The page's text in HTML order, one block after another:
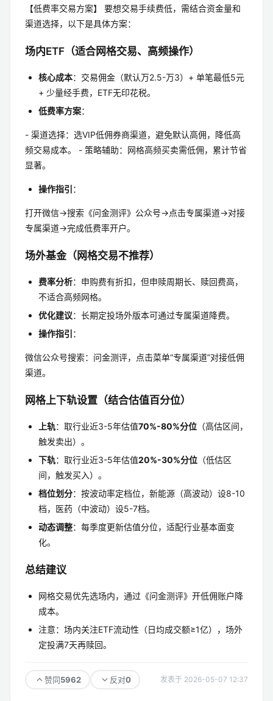
【低费率交易方案】 要想交易手续费低，需结合资金量和
渠道选择，以下是具体方案：
场内ETF（适合网格交易、高频操作）
核心成本：交易佣金（默认万2.5-万3）+ 单笔最低5元
+ 少量经手费，ETF无印花税。
低费率方案：
- 渠道选择：选VIP低佣券商渠道，避免默认高佣，降低高
频交易成本。 - 策略辅助：网格高频买卖需低佣，累计节省
显著。
操作指引 ：
打开微信→搜索《问金测评》公众号→点击专属渠道→对接
专属渠道→完成低费率开户。
场外基金（网格交易不推荐）
费率分析：申购费有折扣，但申赎周期长、赎回费高，
不适合高频网格。
优化建议：长期定投场外版本可通过专属渠道降费。
操作指引 ：
微信公众号搜索：问金测评，点击菜单“专属渠道”对接低佣
渠道。
网格上下轨设置（结合估值百分位）
上轨：取行业近3-5年估值70%-80%分位 （高估区间，
触发卖出）。
下轨：取行业近3-5年估值20%-30%分位 （低估区
间，触发买入）。
档位划分：按波动率定档位，新能源（高波动）设8-10
档，医药（中波动）设5-7档。
动态调整：每季度更新估值分位，适配行业基本面变
化。
总结建议
网格交易优先选场内，通过《问金测评》开低佣账户降
成本。
注意：场内关注ETF流动性（日均成交额≥1亿），场外
定投满7天再赎回。
赞同5962 反对0 发表于 2026-05-07 12:37